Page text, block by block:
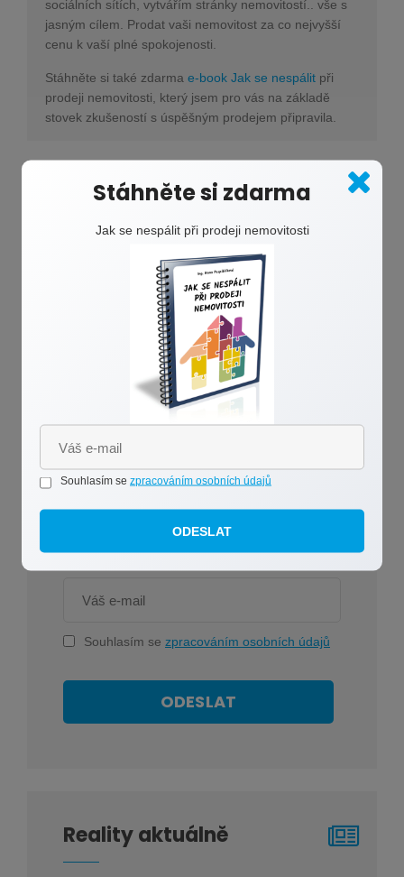
sociálních sítích, vytvářím stránky nemovitostí.. vše s
jasným cílem. Prodat vaši nemovitost za co nejvyšší
cenu k vaší plné spokojenosti.
Stáhněte si také zdarma e-book Jak se nespálit při
prodeji nemovitosti, který jsem pro vás na základě
stovek zkušeností s úspěšným prodejem připravila.
Přihlašte se k odběru
Jednou do měsíce tipy a rady e-mailem zdarma
Souhlasím se zpracováním osobních údajů
ODESLAT
Reality aktuálně
Stáhněte si zdarma
Jak se nespálit při prodeji nemovitosti
Souhlasím se zpracováním osobních údajů
ODESLAT